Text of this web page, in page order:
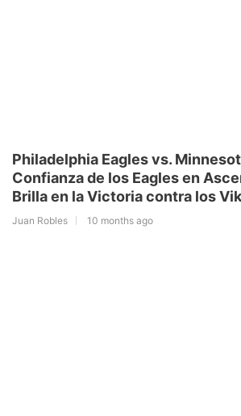
Philadelphia Eagles vs.
Confianza de los Eagles en
Brilla en la Victoria contra los
Juan Robles 10 months ago